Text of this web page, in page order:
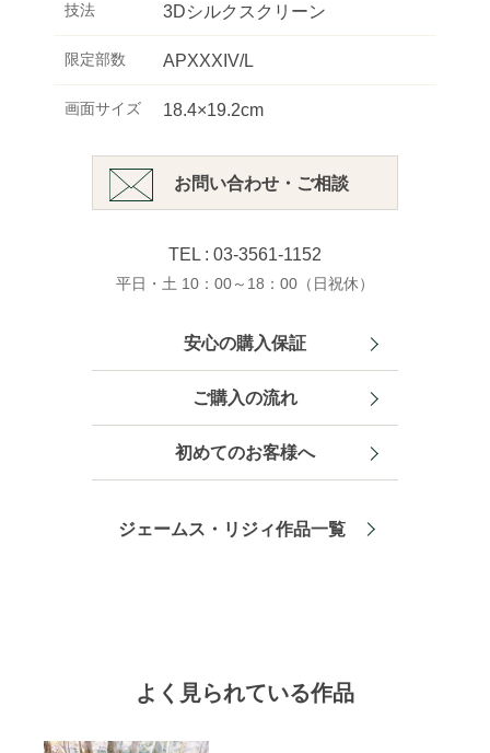
技法 3Dシルクスクリーン
限定部数 APXXXIV/L
画面サイズ 18.4×19.2cm
お問い合わせ・ご相談
TEL : 03-3561-1152
平日・土 10：00～18：00（日祝休）
安心の購入保証
ご購入の流れ
初めてのお客様へ
ジェームス・リジィ作品一覧
よく見られている作品